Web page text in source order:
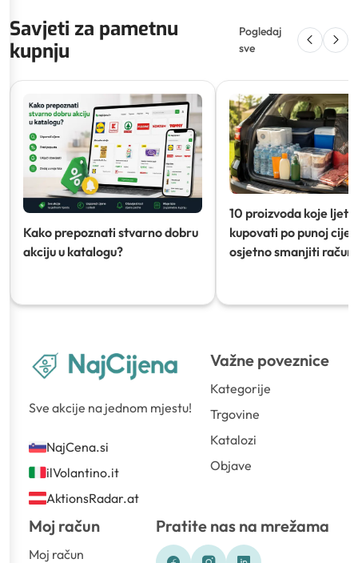
Savjeti za pametnu
kupnju
Pogledaj
sve
Kako prepoznati stvarno dobru
akciju u katalogu?
10 proizvoda koje ljeti
kupovati po punoj
osjetno smanjiti račun)
Sve akcije na jednom mjestu!
NajCena.si
ilVolantino.it
AktionsRadar.at
Važne poveznice
Kategorije
Trgovine
Katalozi
Objave
Moj račun
Moj račun
Pratite nas na mrežama